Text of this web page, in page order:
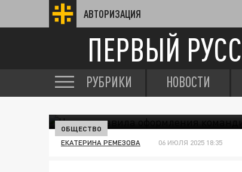
АВТОРИЗАЦИЯ
ПЕРВЫЙ
РУБРИКИ НОВОСТИ
ОБЩЕСТВО
ЕКАТЕРИНА РЕМЕЗОВА 06 ИЮЛЯ 2025 18:35